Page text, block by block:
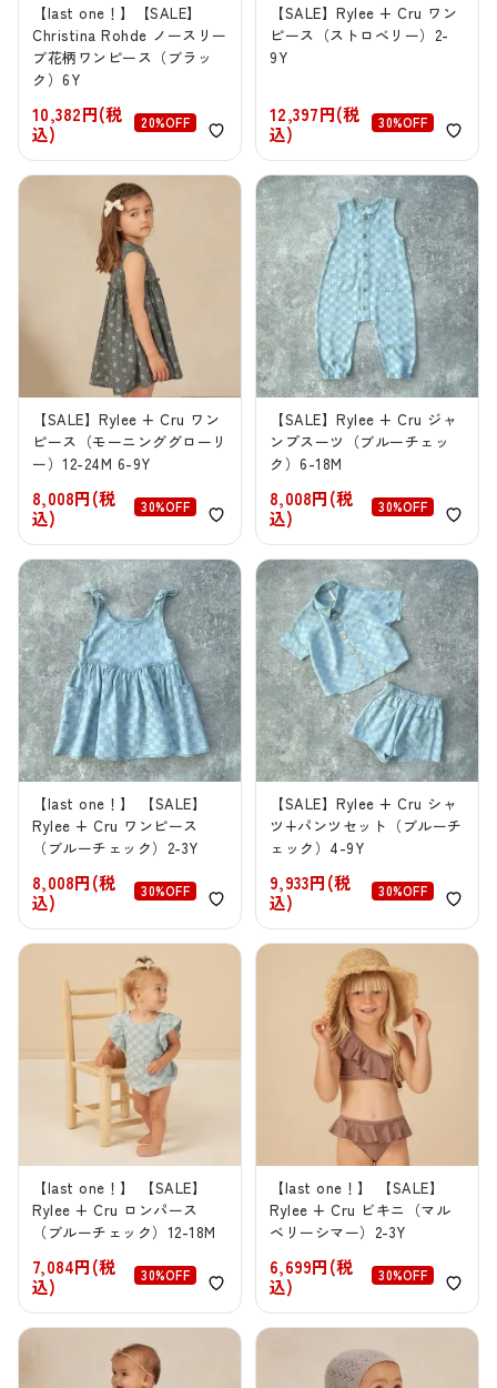
【last one！】【SALE】
Christina Rohde ノースリー
ブ花柄ワンピース（ブラッ
ク）6Y
10,382円(税
込)
20%OFF
【SALE】Rylee + Cru ワン
ピース（ストロベリー）2-
9Y
12,397円(税
込)
30%OFF
【SALE】Rylee + Cru ワン
ピース（モーニンググローリ
ー）12-24M 6-9Y
8,008円(税
込)
30%OFF
【SALE】Rylee + Cru ジャ
ンプスーツ（ブルーチェッ
ク）6-18M
8,008円(税
込)
30%OFF
【last one！】 【SALE】
Rylee + Cru ワンピース
（ブルーチェック）2-3Y
8,008円(税
込)
30%OFF
【SALE】Rylee + Cru シャ
ツ+パンツセット（ブルーチ
ェック）4-9Y
9,933円(税
込)
30%OFF
【last one！】 【SALE】
Rylee + Cru ロンパース
（ブルーチェック）12-18M
7,084円(税
込)
30%OFF
【last one！】 【SALE】
Rylee + Cru ビキニ（マル
ベリーシマー）2-3Y
6,699円(税
込)
30%OFF